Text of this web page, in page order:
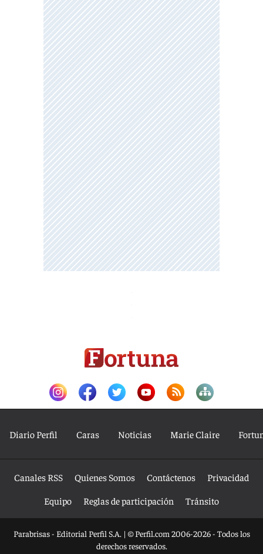
Diario Perfil Caras Noticias Marie Claire
Canales RSS Quienes Somos Contáctenos
Privacidad
Equipo
Reglas de participación Tránsito
Parabrisas - Editorial Perfil S.A. | © Perfil.com 2006-2026 - Todos los
derechos reservados.